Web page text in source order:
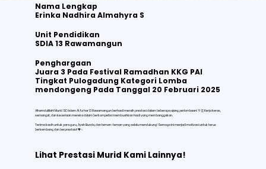
Erinka Nadhira Almahyra S
Lihat selengkapnya
Nama Lengkap
Erinka Nadhira Almahyra S
Unit Pendidikan
SDIA 13 Rawamangun
Penghargaan
Juara 3 Pada Festival Ramadhan KKG PAI
Tingkat Pulogadung Kategori Lomba
mendongeng Pada Tanggal 20 Februari 2025
Alhamdulillah! Murid SD Islam Al Azhar 13 Rawamangun berhasil meraih prestasi dalam beberapa ajang perlombaan! 🏅👏 Kerja keras,
semangat, dan keceriaan mereka dalam berkompetisi membuahkan hasil yang membanggakan.
Terima kasih untuk para guru, Ayah Bunda, dan teman-teman yang selalu mendukung! Semoga ini menjadi motivasi untuk terus
berkembang dan berprestasi! 💖✨
Lihat Prestasi Murid Kami Lainnya!